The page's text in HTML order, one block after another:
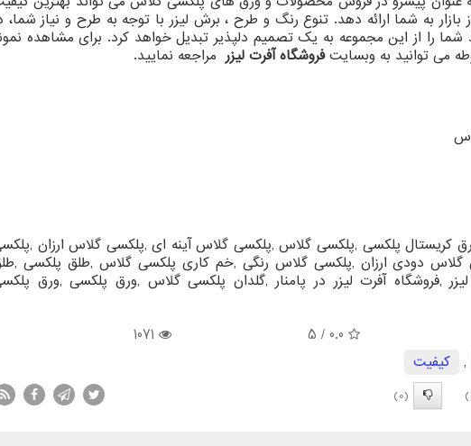
به شما ارائه دهد. تنوع رنگ و طرح ، برش لیزر با توجه به طرح و نیاز شما،
را از این مجموعه به یک تصمیم دلپذیر تبدیل خواهد کرد. برای مشاهده
می توانید به وبسایتفروشگاه آفرت لیزرمراجعه نمایید.
کریستالپلکسی ,پلکسی گلاس,پلکسی گلاس آینه ای,پلکسی گلاس ارزان ,
گلاس دودی ارزان ,پلکسی گلاس رنگی ,خم کاری پلکسی گلاس ,طلق پلکسی ,
,فروشگاه آفرت لیزر در پامنار,گلدان پلکسی گلاس ,ورق پلکسی,ورق
0.0
/ 5
1071
,
كیفیت
(0)